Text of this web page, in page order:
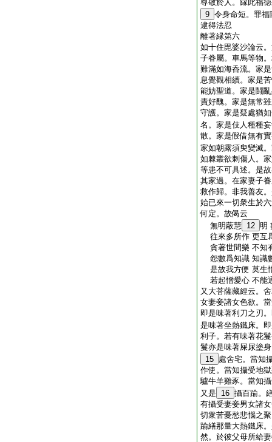
尊敬於人。縁此福
9 令身命短。罪
逮得法忍
離著縁第六
如十住毘婆沙論云
子眷屬。車馬等物
難滿如海呑流。家
息覺觀相續。家是
能妨聖道。家是鬪
責好醜。家是無常
守護。家是疑處猶
名。家是伎人種種
散。家是假借無有
家如朝露須臾變滅
如棘叢欲刺傷人。
等患不可具述。是
其家過。在家妻子
救作歸。非我善友
始已來一切衆生於
何定。故偈云
無明蔽慧 12 明
往來多所作 更互
貪著世間樂 不知
怨數爲知識 知識
是故我方便 莫生
若起憎愛心 不能
又大菩薩藏經云。
女妻妾諸女色欲。
即是味著利刀之刃
是味著坐熱鐵床。
利子。若有味著花
鬘亦是味著屎尿塗
15 處舍宅。當知
作使。當知攝受地
驢牛羊雞豕。當知
又是
16 攝百踰。
有攝受妻妾男女諸
切衆苦憂愁悲惱之
踰繕那量大熱鐵床
然。於彼父母所給